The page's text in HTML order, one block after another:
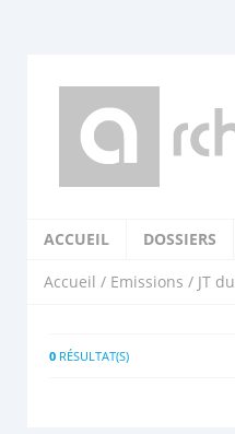
ACCUEIL DOSSIERS
Accueil / Emissions / JT du
0 RÉSULTAT(S)